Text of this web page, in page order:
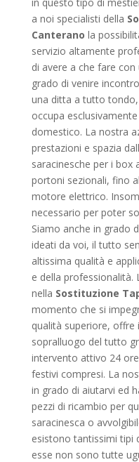
a noi specialisti della
Canterano la
servizio altamente
di avere a che fare
grado di venire
una ditta a tutto
occupa
domestico. La nostra
prestazioni e spazia
saracinesche per i box
portoni sezionali, fino
motore elettrico.
necessario per poter
Siamo anche in grado
ideati da voi, il tutto
altissima qualità e
e della professionalità.
nella Sostituzione
momento che si
qualità superiore, offre
sopralluogo del tutto
intervento attivo 24
festivi compresi. La
in grado di aiutarvi ed
pezzi di ricambio per
saracinesca o
esistono tantissimi tipi
esse non sono tutte